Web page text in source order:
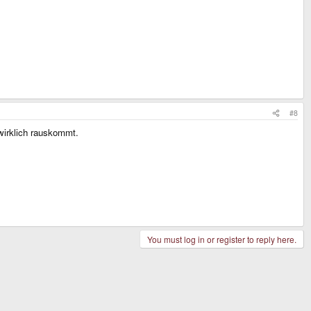
#8
rauskommt.
You must log in or register to reply here.